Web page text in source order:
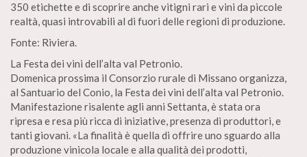
350 etichette e di scoprire anche vitigni rari e vini da piccole
realtà, quasi introvabili al di fuori delle regioni di produzione.
Fonte: Riviera.
La Festa dei vini dell’alta val Petronio.
Domenica prossima il Consorzio rurale di Missano organizza,
al Santuario del Conio, la Festa dei vini dell’alta val Petronio.
Manifestazione risalente agli anni Settanta, è stata ora
ripresa e resa più ricca di iniziative, presenza di produttori, e
tanti giovani. «La finalità è quella di offrire uno sguardo alla
produzione vinicola locale e alla qualità dei prodotti,